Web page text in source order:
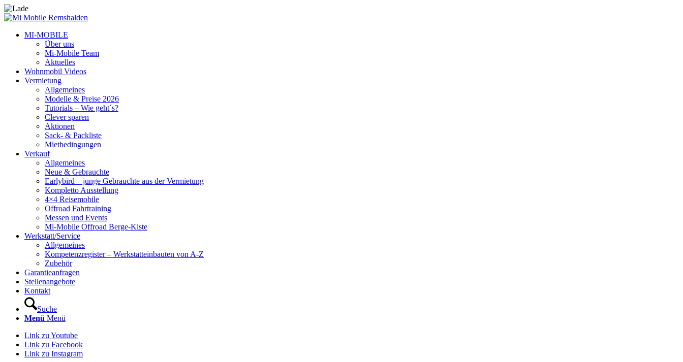
MI-MOBILE
Über uns
Mi-Mobile Team
Aktuelles
Wohnmobil Videos
Vermietung
Allgemeines
Modelle & Preise 2026
Tutorials – Wie geht´s?
Clever sparen
Aktionen
Sack- & Packliste
Mietbedingungen
Verkauf
Allgemeines
Neue & Gebrauchte
Earlybird – junge Gebrauchte aus der Vermietung
Kompletto Ausstellung
4×4 Reisemobile
Offroad Fahrtraining
Messen und Events
Mi-Mobile Offroad Berge-Kiste
Werkstatt/Service
Allgemeines
Kompetenzregister – Werkstatteinbauten von A-Z
Zubehör
Garantieanfragen
Stellenangebote
Kontakt
Suche
Menü Menü
Link zu Youtube
Link zu Facebook
Link zu Instagram